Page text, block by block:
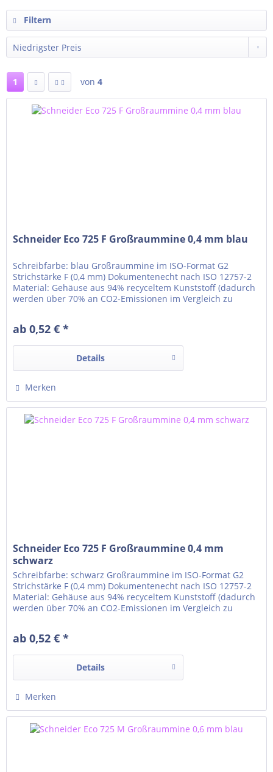
Filtern
1 von 4
Schneider Eco 725 F Großraummine 0,4 mm blau
Schreibfarbe: blau Großraummine im ISO-Format G2
Strichstärke F (0,4 mm) Dokumentenecht nach ISO 12757-2
Material: Gehäuse aus 94% recyceltem Kunststoff (dadurch
werden über 70% an CO2-Emissionen im Vergleich zu
sauberes Schriftbild Universelle Plug+Play-Passform...
ab 0,52 € *
Details
Merken
Schneider Eco 725 F Großraummine 0,4 mm
schwarz
Schreibfarbe: schwarz Großraummine im ISO-Format G2
Strichstärke F (0,4 mm) Dokumentenecht nach ISO 12757-2
Material: Gehäuse aus 94% recyceltem Kunststoff (dadurch
werden über 70% an CO2-Emissionen im Vergleich zu
sauberes Schriftbild Universelle...
ab 0,52 € *
Details
Merken